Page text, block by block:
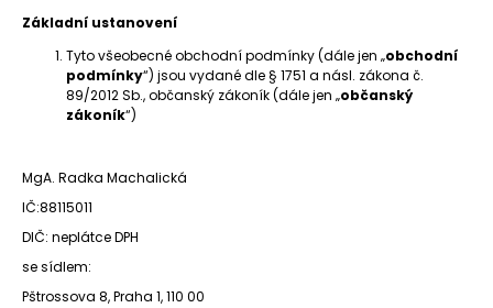
Základní ustanovení
Tyto všeobecné obchodní podmínky (dále jen „obchodní
podmínky“) jsou vydané dle § 1751 a násl. zákona č.
89/2012 Sb., občanský zákoník (dále jen „občanský
zákoník“)
MgA. Radka Machalická
IČ:88115011
DIČ: neplátce DPH
se sídlem:
Pštrossova 8,Praha 1, 110 00
T
Í
T
?